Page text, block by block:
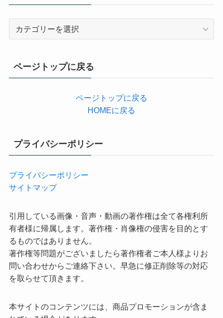
ページトップに戻る
ページトップに戻る
HOMEに戻る
プライバシーポリシー
プライバシーポリシー
サイトマップ
引用している画像・音声・動画の著作権は全て各権利所
有者様に帰属します。著作権・肖像権の侵害を目的とす
るものではありません。
著作権等問題がございましたら著作権者ご本人様よりお
問い合わせからご連絡下さい。早急に修正削除等の対応
を取らせて頂きます。
本サイトのコンテンツには、商品プロモーションが含ま